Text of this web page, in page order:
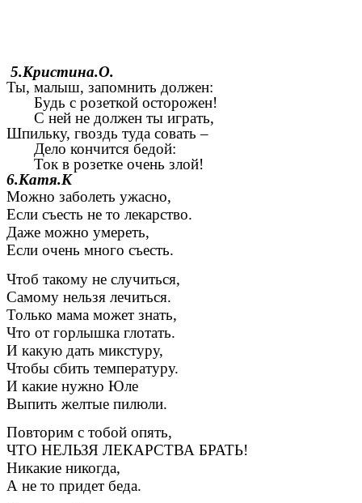
5.Кристина.О.
Ты, малыш, запомнить должен:
Будь с розеткой осторожен!
С ней не должен ты играть,
Шпильку, гвоздь туда совать –
Дело кончится бедой:
Ток в розетке очень злой!
6.Катя.К
Можно заболеть ужасно,
Если съесть не то лекарство.
Даже можно умереть,
Если очень много съесть.
Чтоб такому не случиться,
Самому нельзя лечиться.
Только мама может знать,
Что от горлышка глотать.
И какую дать микстуру,
Чтобы сбить температуру.
И какие нужно Юле
Выпить желтые пилюли.
Повторим с тобой опять,
ЧТО НЕЛЬЗЯ ЛЕКАРСТВА БРАТЬ!
Никакие никогда,
А не то придет беда.